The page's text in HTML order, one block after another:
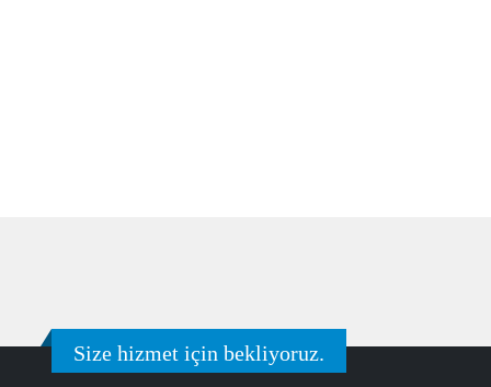
Size hizmet için bekliyoruz.